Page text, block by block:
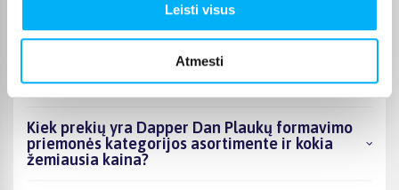
Leisti visus
Atmesti
Kokie Dapper Dan Plaukų formavimo priemonės
kategorijoje esantys produktai šiuo metu
populiariausi?
Kiek prekių yra Dapper Dan Plaukų formavimo
priemonės kategorijos asortimente ir kokia
žemiausia kaina?